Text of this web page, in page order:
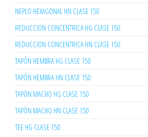
NEPLO HEXAGONAL HN CLASE 150
REDUCCION CONCENTRICA HG CLASE 150
REDUCCION CONCENTRICA HN CLASE 150
TAPÓN HEMBRA HG CLASE 150
TAPÓN HEMBRA HN CLASE 150
TAPÓN MACHO HG CLASE 150
TAPÓN MACHO HN CLASE 150
TEE HG CLASE 150